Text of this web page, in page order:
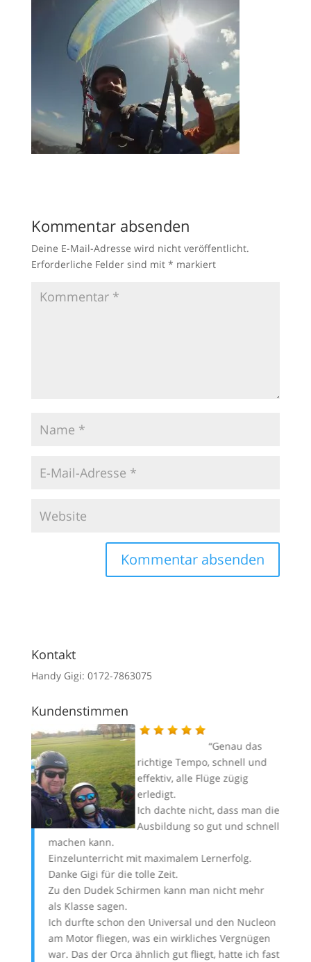
Kommentar absenden
Deine E-Mail-Adresse wird nicht veröffentlicht.
Erforderliche Felder sind mit * markiert
Kontakt
Handy Gigi: 0172-7863075
Kundenstimmen
Genau das
richtige Tempo, schnell und
effektiv, alle Flüge zügig
erledigt.
Ich dachte nicht, dass man die
Ausbildung so gut und schnell
machen kann.
Einzelunterricht mit maximalem Lernerfolg.
Danke Gigi für die tolle Zeit.
Zu den Dudek Schirmen kann man nicht mehr
als Klasse sagen.
Ich durfte schon den Universal und den Nucleon
am Motor fliegen, was ein wirkliches Vergnügen
war. Das der Orca ähnlich gut fliegt, hatte ich fast